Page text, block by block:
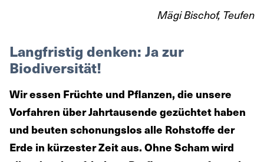
Mägi Bischof, Teufen
Langfristig denken: Ja zur
Biodiversität!
Wir essen Früchte und Pflanzen, die unsere
Vorfahren über Jahrtausende gezüchtet haben
und beuten schonungslos alle Rohstoffe der
Erde in kürzester Zeit aus. Ohne Scham wird